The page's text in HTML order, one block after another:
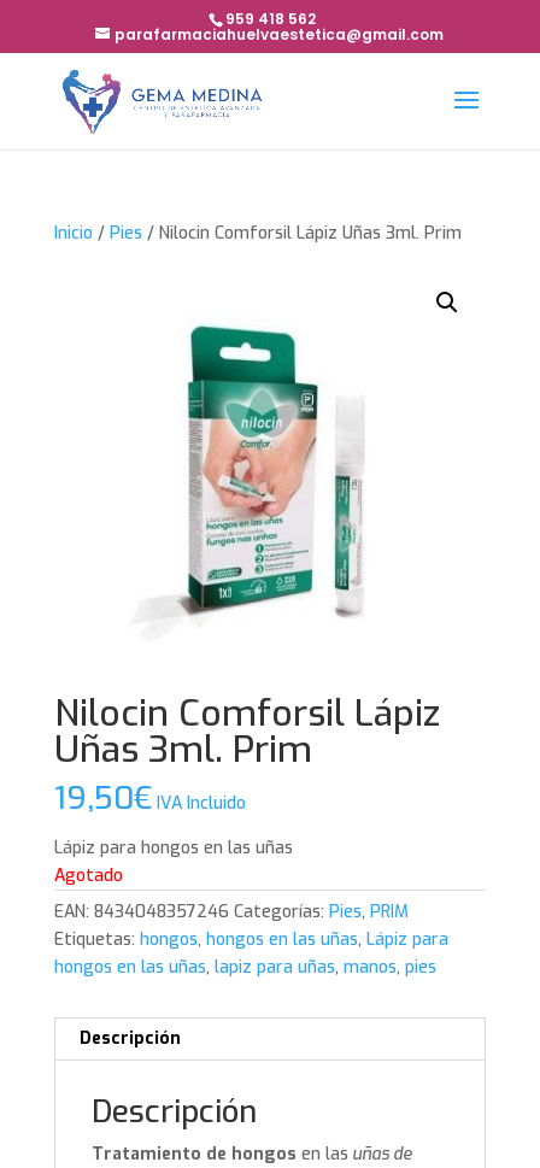
959 418 562
parafarmaciahuelvaestetica@gmail.com
Inicio / Pies / Nilocin Comforsil Lápiz Uñas 3ml. Prim
Nilocin Comforsil Lápiz
Uñas 3ml. Prim
19,50€ IVA Incluido
Lápiz para hongos en las uñas
Agotado
EAN: 8434048357246 Categorías: Pies, PRIM
Etiquetas: hongos, hongos en las uñas, Lápiz para
hongos en las uñas, lapiz para uñas, manos, pies
Descripción
Descripción
Tratamiento de hongos en las uñas de